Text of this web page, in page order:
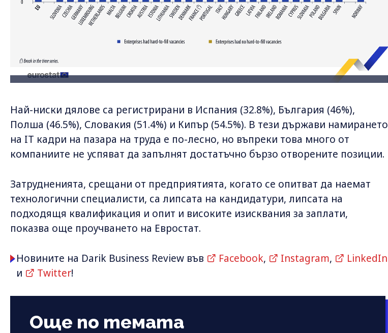
Най-ниски дялове са регистрирани в Испания (32.8%), България (46%),
Полша (46.5%), Словакия (51.4%) и Кипър (54.5%). В тези държави намирането
на IT кадри на пазара на труда е по-лесно, но въпреки това много от
компаниите не успяват да запълнят достатъчно бързо отворените позиции.
Затрудненията, срещани от предприятията, когато се опитват да наемат
технологични специалисти, са липсата на кандидатури, липсата на
подходящя квалификация и опит и високите изисквания за заплати,
показва още проучването на Евростат.
Новините на Darik Business Review във Facebook, Instagram,
LinkedIn
и
Twitter!
Още по темата